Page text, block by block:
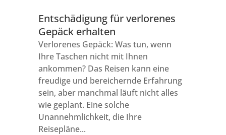
Entschädigung für verlorenes
Gepäck erhalten
Verlorenes Gepäck: Was tun, wenn
Ihre Taschen nicht mit Ihnen
ankommen? Das Reisen kann eine
freudige und bereichernde Erfahrung
sein, aber manchmal läuft nicht alles
wie geplant. Eine solche
Unannehmlichkeit, die Ihre
Reisepläne...